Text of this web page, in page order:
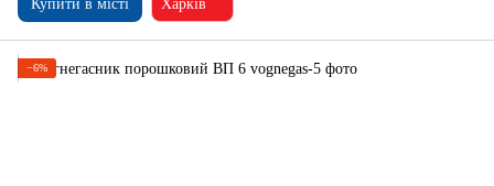
Купити в місті Харків
−6%